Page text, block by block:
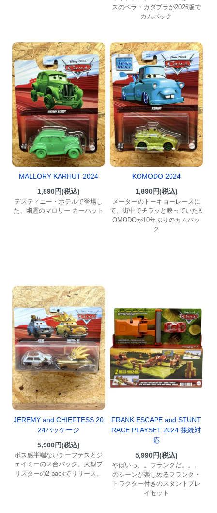
スのベラ・カダブラが2026版で
カムバック
MALLORY KARHUT 2024
1,890円(税込)
デスティニー・ホテルで登場し
た、幽霊のマロリー カーハット
KOMODO 2024
1,890円(税込)
メーターのトーキョーレースに
て、街中でチラッと映っていたK
OMODOが10年ぶりのカムバッ
ク
JEREMY and CHIEFTESS 20
24パッケージ
5,900円(税込)
ボス感半端ないチーフテスとジ
ェイミーの２台パック。大型ブ
リスターの2-packでリリース。
FRANK ESCAPE and STUNT
RACE PLAYSET 2024 接続対
応
5,990円(税込)
やばいっ。。フランクだ。。。
のシーンが楽しめるフランク・
トラクター付きのスタントプレ
イセット